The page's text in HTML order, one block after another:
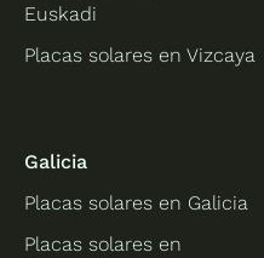
Euskadi
Placas solares en Vizcaya
Galicia
Placas solares en Galicia
Placas solares en